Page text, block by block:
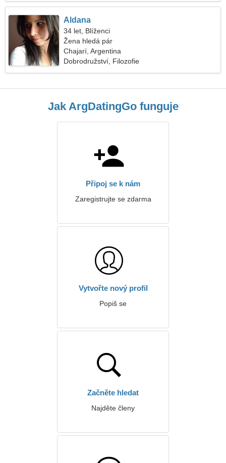
Aldana
34 let, Blíženci
Žena hledá pár
Chajarí, Argentina
Dobrodružství, Filozofie
Jak ArgDatingGo funguje
Připoj se k nám
Zaregistrujte se zdarma
Vytvořte nový profil
Popiš se
Začněte hledat
Najděte členy